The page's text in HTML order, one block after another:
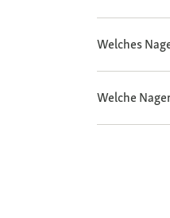
Welches
Welche